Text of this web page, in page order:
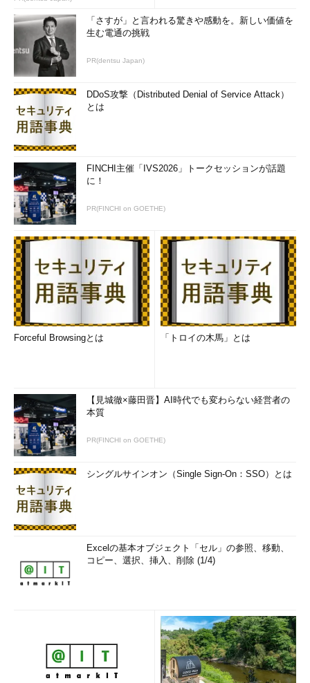
これに対し、例えば管理者がユーザー用のフォルダを作成す
る、というようにまったく別のユーザーを所有者にしたい場合
は、（4）をクリックしてユーザー名やグループ名などを表示さ
せ、次の画面のように選択するとよい。ただしこの機能は
Windows Server 2003でのみ利用できる（TIPS「
変わったユーザー／コンピュータ／グループの選択方法
になる）。
所有者を与えたいユーザー名の選択
別のユーザーに所有権を取得させたい場合は、先の画面で
（4）
をクリックしてこのダイアログを表示させ、必要なユ
ーザーやグループを選択する。
（1）選択したユーザー。
［OK］をクリックすると、（3）のリストに選択したユーザー
／グループが追加されるので、それを選んで所有権の取得操作を
■この記事と関連性の高い別の記事
ファイルの所有者を変更する（コマンドプロンプト編）
（TIPS）
icaclsコマンドでファイルの所有者を変更する
グループを変更する （TIPS）
リモートコンピュータの使用者を特定する
Windows OSの「Administrator」とは？
「Tech TIPS」
「さすが」と言われる驚きや感動を。新しい価値を
生む電通の挑戦
PR(dentsu Japan)
DDoS攻撃（Distributed Denial of Service Attack）
とは
FINCHI主催「IVS2026」トークセッションが話題
に！
PR(FINCHI on GOETHE)
Forceful Browsingとは 「トロイの木馬」とは
【見城徹×藤田晋】AI時代でも変わらない経営者の
本質
PR(FINCHI on GOETHE)
シングルサインオン（Single Sign-On：SSO）とは
Excelの基本オブジェクト「セル」の参照、移動、
コピー、選択、挿入、削除 (1/4)